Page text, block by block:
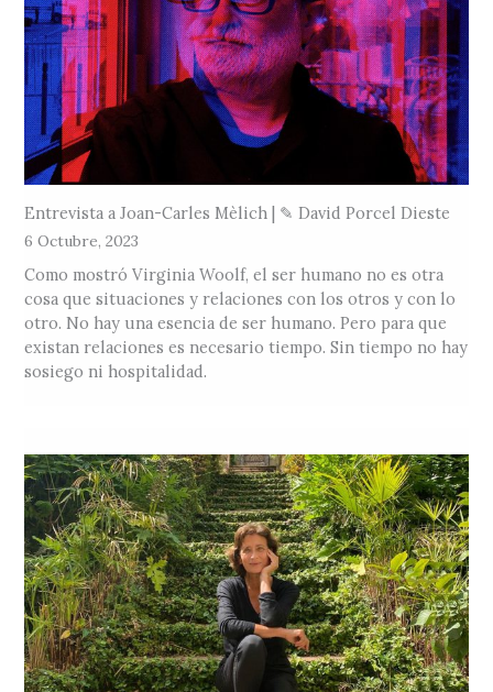
Entrevista a Joan-Carles Mèlich | ✎ David Porcel Dieste
6 Octubre, 2023
Como mostró Virginia Woolf, el ser humano no es otra
cosa que situaciones y relaciones con los otros y con lo
otro. No hay una esencia de ser humano. Pero para que
existan relaciones es necesario tiempo. Sin tiempo no hay
sosiego ni hospitalidad.